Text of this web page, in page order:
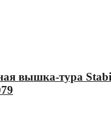
вышка-тура